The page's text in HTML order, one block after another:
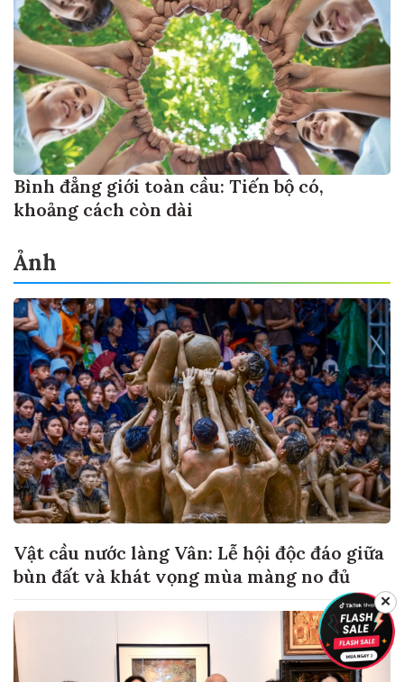
Bình đẳng giới toàn cầu: Tiến bộ có,
khoảng cách còn dài
Ảnh
Vật cầu nước làng Vân: Lễ hội độc đáo giữa
bùn đất và khát vọng mùa màng no đủ
✕